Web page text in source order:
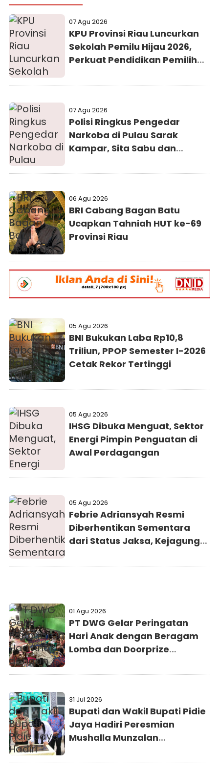
07 Agu 2026
KPU Provinsi Riau Luncurkan
Sekolah Pemilu Hijau 2026,
Perkuat Pendidikan Pemilih
07 Agu 2026
Polisi Ringkus Pengedar
Narkoba di Pulau Sarak
Kampar, Sita Sabu dan
06 Agu 2026
BRI Cabang Bagan Batu
Ucapkan Tahniah HUT ke-69
Provinsi Riau
05 Agu 2026
BNI Bukukan Laba Rp10,8
Triliun, PPOP Semester I-2026
Cetak Rekor Tertinggi
05 Agu 2026
IHSG Dibuka Menguat, Sektor
Energi Pimpin Penguatan di
Awal Perdagangan
05 Agu 2026
Febrie Adriansyah Resmi
Diberhentikan Sementara
dari Status Jaksa, Kejagung
Praperadilan
01 Agu 2026
PT DWG Gelar Peringatan
Hari Anak dengan Beragam
Lomba dan Doorprize
31 Jul 2026
Bupati dan Wakil Bupati Pidie
Jaya Hadiri Peresmian
Mushalla Munzalan
Pidie Jaya